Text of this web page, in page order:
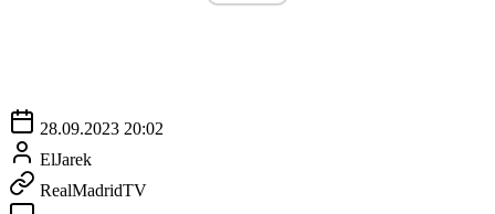
28.09.2023 20:02
ElJarek
RealMadridTV